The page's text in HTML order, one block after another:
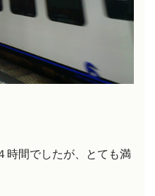
時間でしたが、とても満